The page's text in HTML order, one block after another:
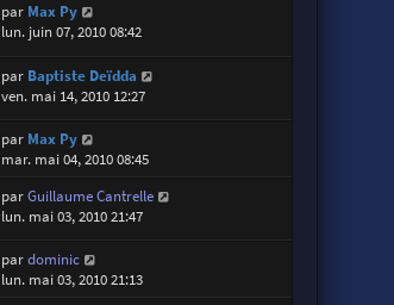
par Max Py
lun. juin 07, 2010 08:42
par Baptiste Deïdda
ven. mai 14, 2010 12:27
par Max Py
mar. mai 04, 2010 08:45
parGuillaume Cantrelle
lun. mai 03, 2010 21:47
pardominic
lun. mai 03, 2010 21:13